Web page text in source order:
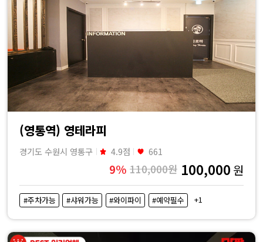
(영통역) 영테라피
경기도 수원시 영통구 4.9점 661
9% 110,000원 100,000 원
#주차가능 #샤워가능 #와이파이 #예약필수 +1